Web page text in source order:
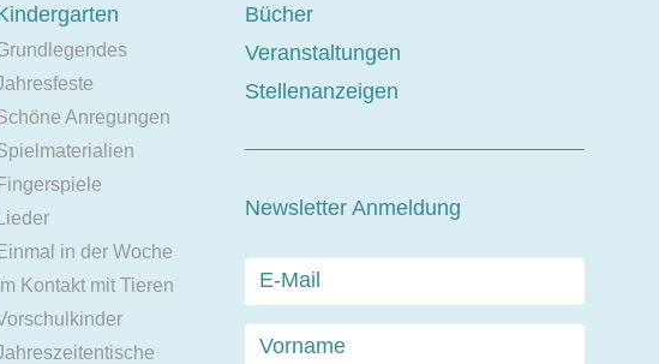
Anregungen
Fingerspiele
Lieder
Einmal in der Woche
Im Kontakt mit Tieren
Bücher
Veranstaltungen
Stellenanzeigen
Newsletter Anmeldung